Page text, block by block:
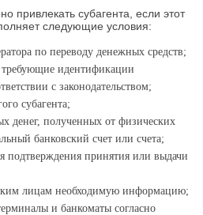
привлекать субагента, если этот
следующие условия:
по переводу денежных средств;
идентификации
с законодательством;
субагента;
денег, полученных от физических
банковский счет или счета;
подтверждения принятия или выдачи
лицам необходимую информацию;
и банкоматы согласно